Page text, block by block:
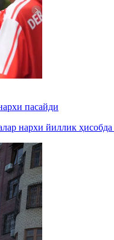
пасайди
нархи йиллик